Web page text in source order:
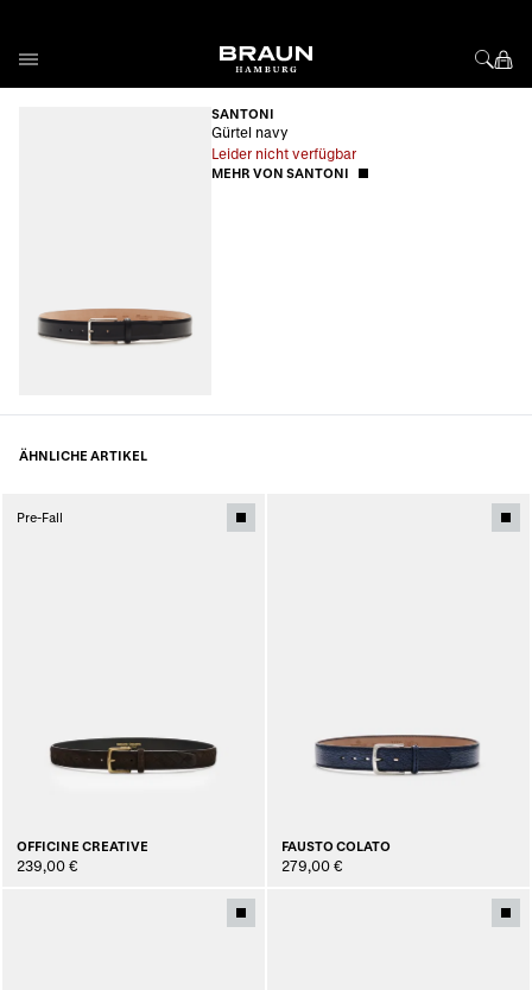
SANTONI
Gürtel navy
Leider nicht verfügbar
MEHR VON SANTONI
ÄHNLICHE ARTIKEL
Pre-Fall
OFFICINE CREATIVE
239,00 €
FAUSTO COLATO
279,00 €